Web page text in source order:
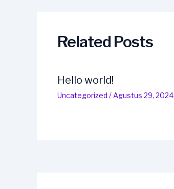
Related Posts
Hello world!
Uncategorized / Agustus 29, 2024